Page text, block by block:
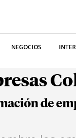
NEGOCIOS
de